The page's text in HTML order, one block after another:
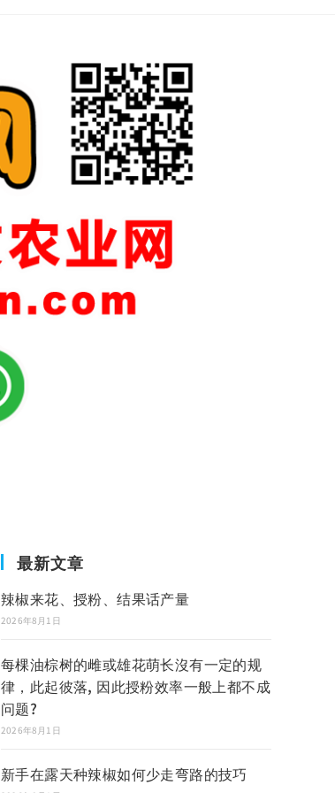
最新文章
辣椒来花、授粉、结果话产量
2026年8月1日
每棵油棕树的雌或雄花萌长沒有一定的规
律，此起彼落, 因此授粉效率一般上都不成
问题?
2026年8月1日
新手在露天种辣椒如何少走弯路的技巧